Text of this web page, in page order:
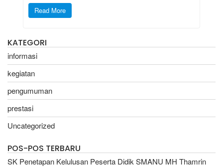
Read More
KATEGORI
informasi
kegiatan
pengumuman
prestasi
Uncategorized
POS-POS TERBARU
SK Penetapan Kelulusan Peserta Didik SMANU MH Thamrin